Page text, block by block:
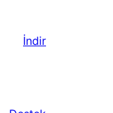
İndir